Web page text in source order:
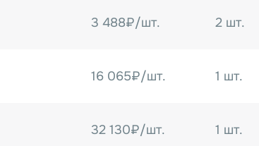
3 488₽/шт. 2 шт.
16 065₽/шт. 1 шт.
32 130₽/шт. 1 шт.